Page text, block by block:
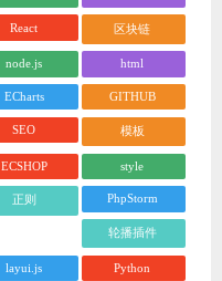
React 区块链
node.js html
ECharts GITHUB
SEO 模板
ECSHOP style
正则 PhpStorm
轮播插件
layui.js Python